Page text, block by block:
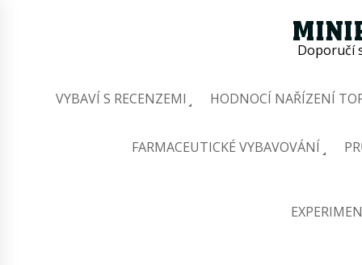
Doporučí
VYBAVÍ S RECENZEMI HODNOCÍ NAŘÍZENÍ
FARMACEUTICKÉ VYBAVOVÁNÍ